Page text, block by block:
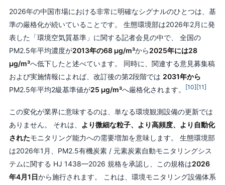
2026年の中国市場における非常に明確なシグナルのひとつは、基
準の厳格化が続いていることです。 生態環境部は2026年2月に発
表した「環境空気質基準」に関する記者会見の中で、 全国の
PM2.5年平均濃度が2013年の68 μg/m³から2025年には28
μg/m³へ低下したと述べています。 同時に、関連する意見募集稿
および実施情報によれば、改訂後の第2段階では 2031年から
PM2.5年平均2級基準値が25 μg/m³へ厳格化されます。 [10][11]
この変化が業界に意味するのは、単なる環境観測設備の更新では
ありません。 それは、
より微細な粒子、より高頻度、より自動化
されたモニタリング能力への需要増加を意味します。 生態環境部
は2026年1月、PM2.5有機炭素 / 元素炭素自動モニタリングシス
テムに関する HJ 1438—2026 規格を承認し、この規格は2026
年4月1日から施行されます。 これは、環境モニタリング設備体系